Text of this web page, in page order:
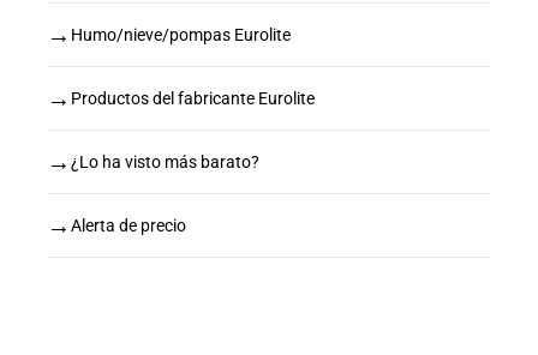
→ Humo/nieve/pompas Eurolite
→ Productos del fabricante Eurolite
→ ¿Lo ha visto más barato?
→ Alerta de precio